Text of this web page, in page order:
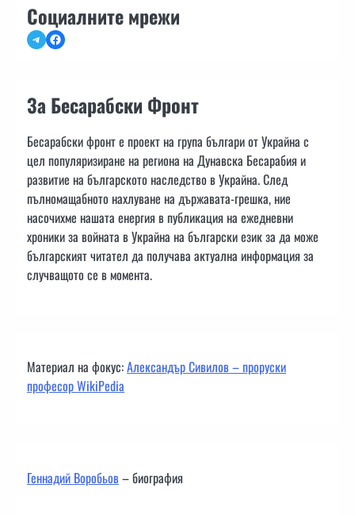
Социалните мрежи
TelegramFacebook
За Бесарабски Фронт
Бесарабски фронт е проект на група българи от Украйна с
цел популяризиране на региона на Дунавска Бесарабия и
развитие на българското наследство в Украйна. След
пълномащабното нахлуване на държавата-грешка, ние
насочихме нашата енергия в публикация на ежедневни
хроники за войната в Украйна на български език за да може
българският читател да получава актуална информация за
случващото се в момента.
Материал на фокус:Александър Сивилов – проруски
професор WikiPedia
Геннадий Воробьов– биография